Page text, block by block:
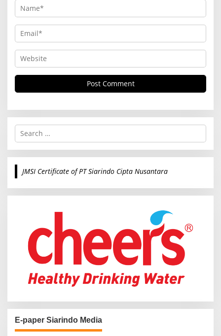
S
r
c
o
JMSI Certificate of PT Siarindo Cipta Nusantara
E-paper Siarindo Media